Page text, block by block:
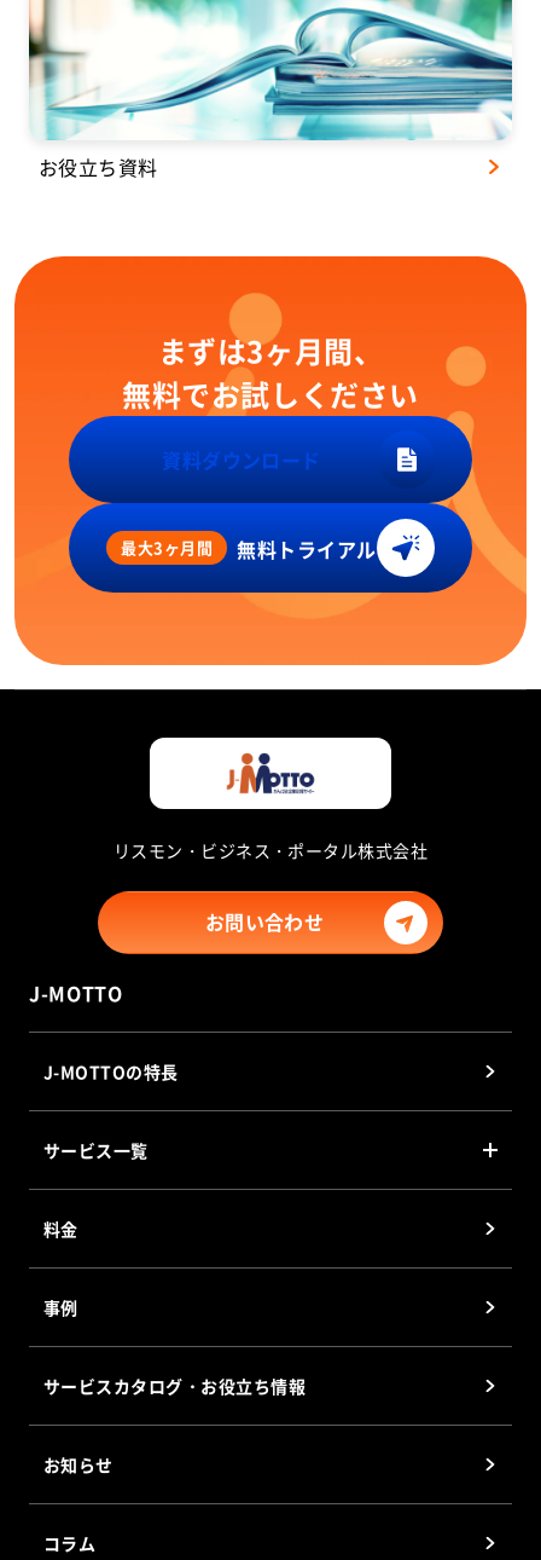
お役立ち資料
まずは3ヶ月間、
無料でお試しください
資料ダウンロード
最大3ヶ月間 無料トライアル
リスモン・ビジネス・ポータル株式会社
お問い合わせ
J-MOTTO
J-MOTTOの特長
サービス一覧
J-MOTTOワークフロー
サイバックスUniv.
J-MOTTOホスティングサービス
料金
事例
サービスカタログ・お役立ち情報
お知らせ
コラム